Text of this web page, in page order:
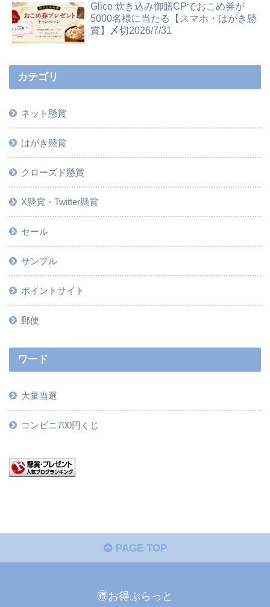
Glico 炊き込み御膳CPでおこめ券が
5000名様に当たる【スマホ・はがき懸
賞】〆切2026/7/31
カテゴリ
ネット懸賞
はがき懸賞
クローズド懸賞
X懸賞・Twitter懸賞
セール
サンプル
ポイントサイト
郵便
ワード
大量当選
コンビニ700円くじ
PAGE TOP
🉐お得ぷらっと